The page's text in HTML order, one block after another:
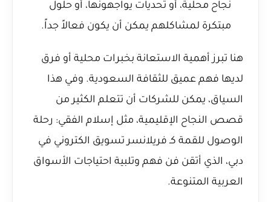
نجاح محلية، أو تحديات يواجهونها، أو حلول
مبتكرة لمشاكلهم يمكن أن يكون فعالاً جداً.
هنا تبرز أهمية الاستعانة بخبرات محلية أو فرق
لديها فهم عميق للثقافة السعودية. وفي هذا
السياق، يمكن للشركات أن تتعلم الكثير من
قصص النجاح الإقليمية، مثل إسلام الفقي: رحلة
الوصول للقمة كـ فريلانسر تسويق الكتروني في
دبي، الذي أتقن فن فهم وتلبية احتياجات الأسواق
العربية المتنوعة.